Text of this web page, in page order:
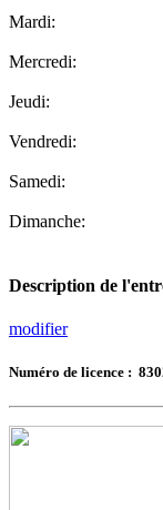
Mardi:
Mercredi:
Jeudi:
Vendredi:
Samedi:
Dimanche:
Description de
modifier
Numéro de licence :